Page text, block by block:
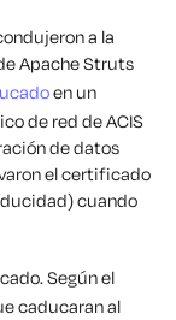
a la
Apache Struts
en un
de red de ACIS
de datos
el certificado
cuando
Según el
caducaran al